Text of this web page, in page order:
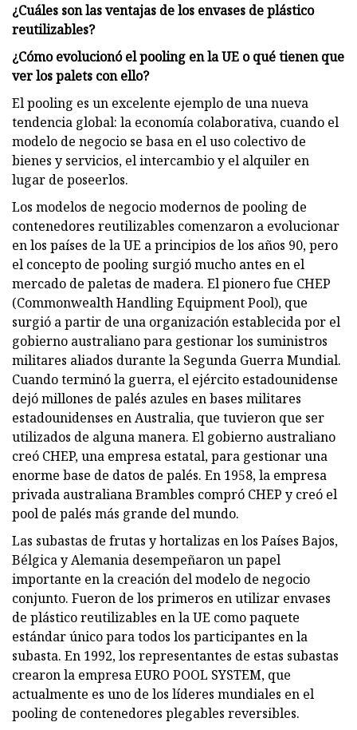
¿Cuáles son las ventajas de los envases de plástico
reutilizables?
¿Cómo evolucionó el pooling en la UE o qué tienen que
ver los palets con ello?
El pooling es un excelente ejemplo de una nueva
tendencia global: la economía colaborativa, cuando el
modelo de negocio se basa en el uso colectivo de
bienes y servicios, el intercambio y el alquiler en
lugar de poseerlos.
Los modelos de negocio modernos de pooling de
contenedores reutilizables comenzaron a evolucionar
en los países de la UE a principios de los años 90, pero
el concepto de pooling surgió mucho antes en el
mercado de paletas de madera. El pionero fue CHEP
(Commonwealth Handling Equipment Pool), que
surgió a partir de una organización establecida por el
gobierno australiano para gestionar los suministros
militares aliados durante la Segunda Guerra Mundial.
Cuando terminó la guerra, el ejército estadounidense
dejó millones de palés azules en bases militares
estadounidenses en Australia, que tuvieron que ser
utilizados de alguna manera. El gobierno australiano
creó CHEP, una empresa estatal, para gestionar una
enorme base de datos de palés. En 1958, la empresa
privada australiana Brambles compró CHEP y creó el
pool de palés más grande del mundo.
Las subastas de frutas y hortalizas en los Países Bajos,
Bélgica y Alemania desempeñaron un papel
importante en la creación del modelo de negocio
conjunto. Fueron de los primeros en utilizar envases
de plástico reutilizables en la UE como paquete
estándar único para todos los participantes en la
subasta. En 1992, los representantes de estas subastas
crearon la empresa EURO POOL SYSTEM, que
actualmente es uno de los líderes mundiales en el
pooling de contenedores plegables reversibles.